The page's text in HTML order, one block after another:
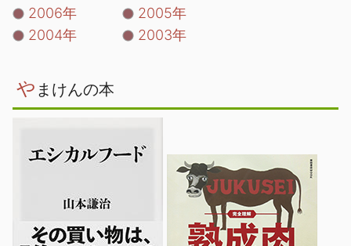
2006年
2005年
2004年
2003年
や まけんの本